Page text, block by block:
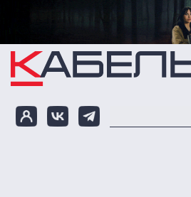
Перейти к основному содержанию